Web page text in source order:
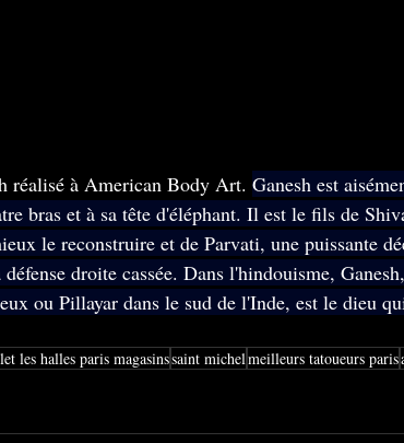
réalisé à American Body Art. Ganesh est
bras et à sa tête d'éléphant. Il est le fils de
le reconstruire et de Parvati, une puissante
droite cassée. Dans l'hindouisme,
ou Pillayar dans le sud de l'Inde, est le dieu
les halles paris magasinssaint michelmeilleurs tatoueurs paris